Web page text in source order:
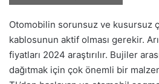
Otomobilin sorunsuz ve kusursuz
kablosunun aktif olması gerekir.
fiyatları 2024 araştırılır. Bujiler
dağıtmak için çok önemli bir